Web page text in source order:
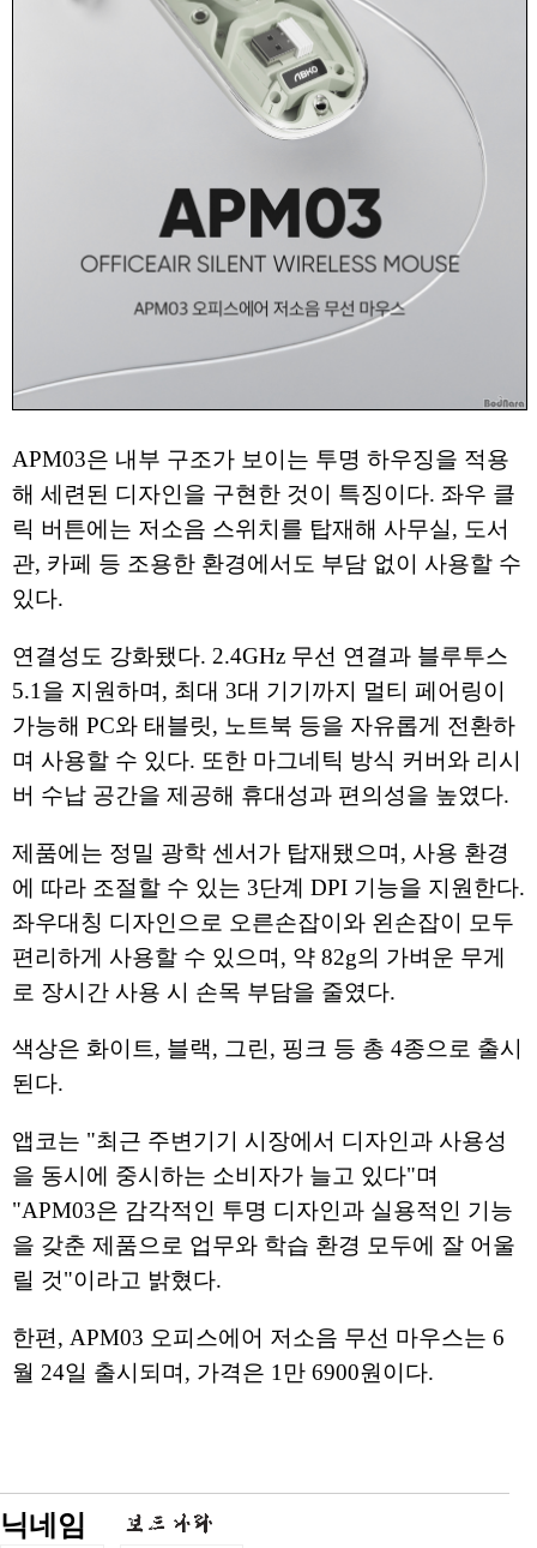
APM03은 내부 구조가 보이는 투명 하우징을 적용
해 세련된 디자인을 구현한 것이 특징이다. 좌우 클
릭 버튼에는 저소음 스위치를 탑재해 사무실, 도서
관, 카페 등 조용한 환경에서도 부담 없이 사용할 수
있다.
연결성도 강화됐다. 2.4GHz 무선 연결과 블루투스
5.1을 지원하며, 최대 3대 기기까지 멀티 페어링이
가능해 PC와 태블릿, 노트북 등을 자유롭게 전환하
며 사용할 수 있다. 또한 마그네틱 방식 커버와 리시
버 수납 공간을 제공해 휴대성과 편의성을 높였다.
제품에는 정밀 광학 센서가 탑재됐으며, 사용 환경
에 따라 조절할 수 있는 3단계 DPI 기능을 지원한다.
좌우대칭 디자인으로 오른손잡이와 왼손잡이 모두
편리하게 사용할 수 있으며, 약 82g의 가벼운 무게
로 장시간 사용 시 손목 부담을 줄였다.
색상은 화이트, 블랙, 그린, 핑크 등 총 4종으로 출시
된다.
앱코는 "최근 주변기기 시장에서 디자인과 사용성
을 동시에 중시하는 소비자가 늘고 있다"며
"APM03은 감각적인 투명 디자인과 실용적인 기능
을 갖춘 제품으로 업무와 학습 환경 모두에 잘 어울
릴 것"이라고 밝혔다.
한편, APM03 오피스에어 저소음 무선 마우스는 6
월 24일 출시되며, 가격은 1만 6900원이다.
닉네임